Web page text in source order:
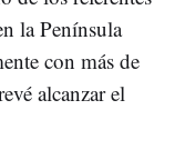
la Península
con más de
alcanzar el